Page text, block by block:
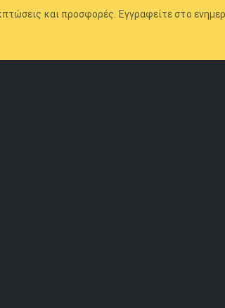
και προσφορές. Εγγραφείτε στο